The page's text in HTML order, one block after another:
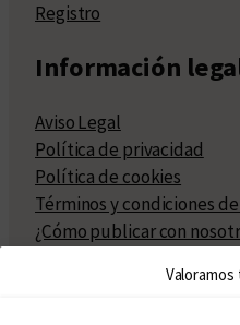
Registro
Información
Aviso Legal
Política de privacidad
Política de cookies
Términos y condiciones
¿Cómo publicar con
Políticas de publicación